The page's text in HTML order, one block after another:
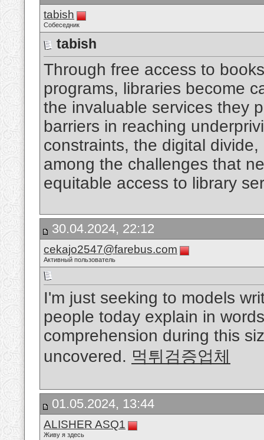
tabish
Собеседник
tabish
Through free access to
programs, libraries become
the invaluable services they
barriers in reaching
constraints, the digital
among the challenges that
equitable access to library
30.04.2024, 22:12
cekajo2547@farebus.com
Активный пользователь
I'm just seeking to models
people today explain in
comprehension during this
uncovered. 먹튀검증업체
01.05.2024, 13:44
ALISHER ASQ1
Живу я здесь